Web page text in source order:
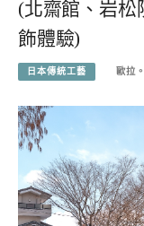
(北齋館、岩松
飾體驗)
日本傳統工藝 歐拉